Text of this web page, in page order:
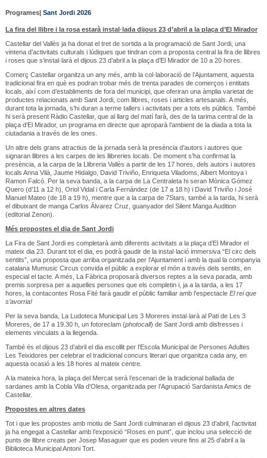
Programes| Sant Jordi 2026
La fira del llibre i la rosa estarà instal·lada dijous 23 d’abril a la plaça d’El Mirador
Castellar del Vallès ja ha donat el tret de sortida a la programació de Sant Jordi, una
vintena d’activitats culturals i lúdiques que tindran com a proposta central la fira de llibres
i roses que s’instal·larà el dijous 23 d’abril a la plaça d’El Mirador de 10 a 20 hores.
Comerç Castellar organitza un any més, amb la col·laboració de l’Ajuntament, aquesta
tradicional fira en què es podran trobar més de trenta parades de comerços i entitats
locals, així com d’establiments de fora del municipi, que oferiran una àmplia varietat de
productes relacionats amb Sant Jordi, com llibres, roses i articles artesanals. A més,
durant tota la jornada, s’hi duran a terme tallers i activitats per a tots els públics. També
hi serà present Ràdio Castellar, que al llarg del matí farà, des de la tarima central de la
plaça d’El Mirador, un programa en directe que aproparà l’ambient de la diada a tota la
ciutadania a través de les ones.
Un altre dels grans atractius de la jornada serà la presència d’autors i autores que
signaran llibres a les carpes de les llibreries locals. De moment s’ha confirmat la
presència, a la carpa de la Llibreria Vallès a partir de les 17 hores, dels autors i autores
locals Anna Vilà, Jaume Hidalgo, David Triviño, Enriqueta Viladoms, Albert Montoya i
Ramon Falcó. Per la seva banda, a la carpa de La Centraleta hi seran Mònica Gómez
Quero (d’11 a 12 h), Oriol Vidal i Carla Fernández (de 17 a 18 h) i David Triviño i José
Manuel Mateo (de 18 a 19 h), mentre que a la carpa de 7Stars, també a la tarda, hi serà
el dibuixant de manga Carlos Álvarez Cruz, guanyador del Silent Manga Audition
(editorial Zenon).
Més propostes el dia de Sant Jordi
La Fira de Sant Jordi es completarà amb diferents activitats a la plaça d’El Mirador el
mateix dia 23. Durant tot el dia, es podrà gaudir de la instal·lació immersiva “El circ dels
sentits”, una proposta que arriba organitzada per l’Ajuntament i amb la qual la companyia
catalana Mumusic Circus convida el públic a explorar el món a través dels sentits, en
especial el tacte. A més, La Fàbrica proposarà diversos reptes a la seva parada, amb
premis sorpresa per a aquelles persones que els completin i, ja a la tarda, a les 17
hores, la contacontes Rosa Fité farà gaudir el públic familiar amb l’espectacle El rei que
s’avorria!
Per la seva banda, La Ludoteca Municipal Les 3 Moreres instal·larà al Pati de Les 3
Moreres, de 17 a 19.30 h, un fotoreclam (photocall) de Sant Jordi amb disfresses i
elements vinculats a la llegenda.
També és el dijous 23 d’abril el dia escollit per l’Escola Municipal de Persones Adultes
Les Teixidores per celebrar el tradicional concurs literari que organitza cada any, en
aquesta ocasió a les 18 hores al mateix centre.
A la mateixa hora, la plaça del Mercat serà l’escenari de la tradicional ballada de
sardanes amb la Cobla Vila d’Olesa, organitzada per l’Agrupació Sardanista Amics de
Castellar.
Propostes en altres dates
Tot i que les propostes amb motiu de Sant Jordi culminaran el dijous 23 d’abril, l’activitat
ja ha engegat a Castellar amb l’exposició “Roses en punt”, que inclou una selecció de
punts de llibre creats per Josep Masaguer que es poden veure fins al 25 d’abril a la
Biblioteca Municipal Antoni Tort.